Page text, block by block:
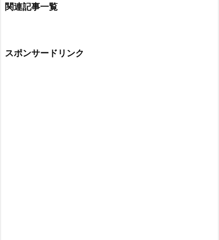
関連記事一覧
スポンサードリンク